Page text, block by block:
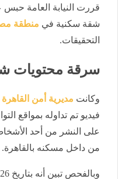
قررت النيابة العامة
شقة سكنية في منطقة
التحقيقات.
سرقة محتويات
وكانت مديرية أمن القاهرة
فيديو تم تداوله بمواقع
على النشر من أحد
من داخل مسكنه بالقاهرة.
وبالفحص تبين أنه بتاريخ 26 يونيو الماضى تلقي